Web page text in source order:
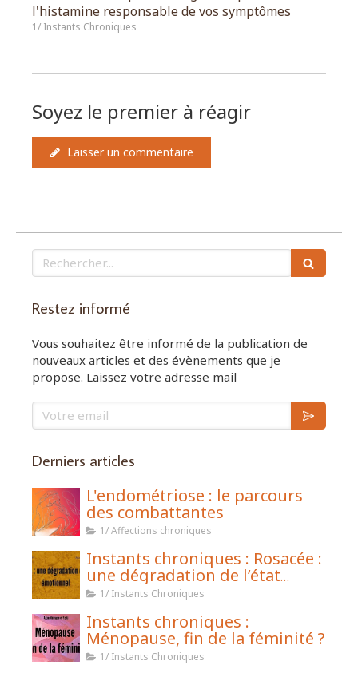
l'histamine responsable de vos symptômes
1/ Instants Chroniques
Soyez le premier à réagir
Laisser un commentaire
Rechercher
Restez informé
Vous souhaitez être informé de la publication de
nouveaux articles et des évènements que je
propose. Laissez votre adresse mail
Votre email
Derniers articles
L'endométriose : le parcours
des combattantes
1/ Affections chroniques
Instants chroniques : Rosacée :
une dégradation de l’état
émotionnel
1/ Instants Chroniques
Instants chroniques :
Ménopause, fin de la féminité ?
1/ Instants Chroniques